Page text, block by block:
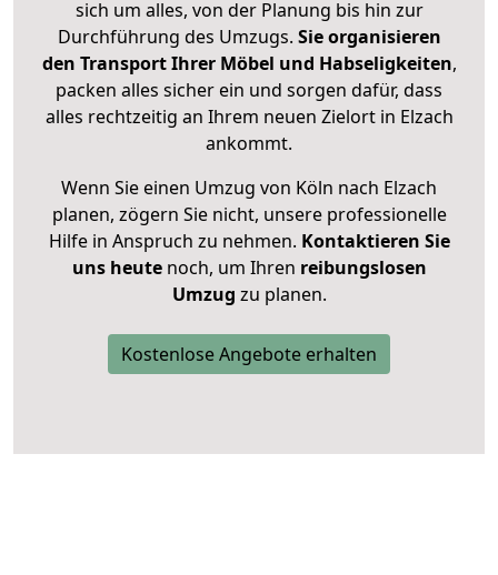
sich um alles, von der Planung bis hin zur
Durchführung des Umzugs. Sie organisieren
den Transport Ihrer Möbel und Habseligkeiten,
packen alles sicher ein und sorgen dafür, dass
alles rechtzeitig an Ihrem neuen Zielort in Elzach
ankommt.
Wenn Sie einen Umzug von Köln nach Elzach
planen, zögern Sie nicht, unsere professionelle
Hilfe in Anspruch zu nehmen. Kontaktieren Sie
uns heutenoch, um Ihren reibungslosen
Umzug zu planen.
Kostenlose Angebote erhalten